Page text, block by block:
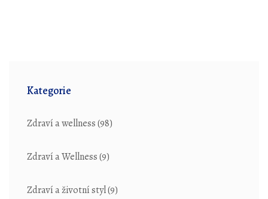
Kategorie
Zdraví a wellness(98)
Zdraví a Wellness(9)
Zdraví a životní styl(9)